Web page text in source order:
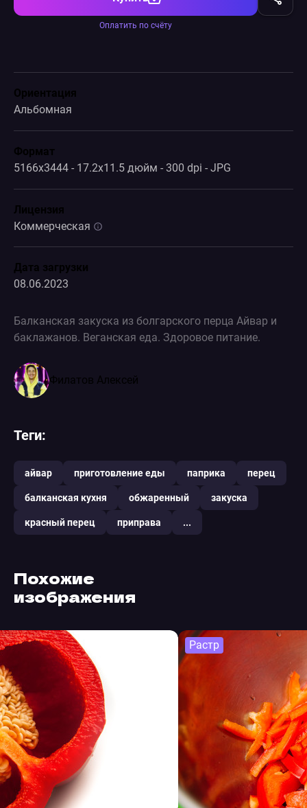
Оплатить по счёту
Ориентация
Альбомная
Формат
5166x3444 - 17.2x11.5 дюйм - 300 dpi - JPG
Лицензия
Коммерческая
Дата загрузки
08.06.2023
Балканская закуска из болгарского перца Айвар и
баклажанов. Веганская еда. Здоровое питание.
Филатов Алексей
Теги:
айвар приготовление еды паприка перец
балканская кухня обжаренный закуска
красный перец приправа ...
Похожие
изображения
Растр